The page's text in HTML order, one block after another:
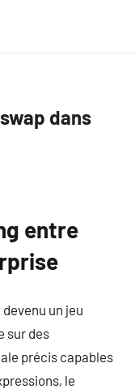
dans
entre
un jeu
sur des
précis capables
le